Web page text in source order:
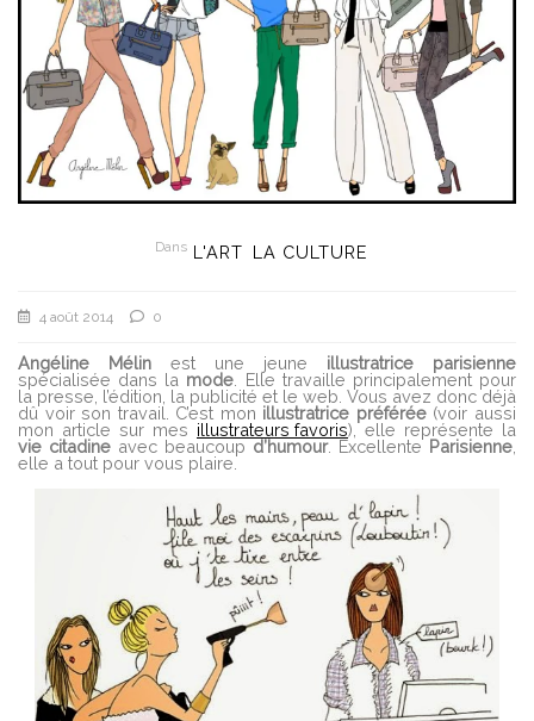
Dans L'ART LA CULTURE
4 août 2014 0
Angéline Mélin est une jeune illustratrice
parisienne
spécialisée dans la mode. Elle travaille principalement pour
la presse, l’édition, la publicité et le web. Vous avez donc déjà
dû voir son travail. C’est mon illustratrice préférée (voir aussi
mon article sur mes illustrateurs favoris), elle représente la
vie citadine avec beaucoup d’humour. Excellente Parisienne,
elle a tout pour vous plaire.